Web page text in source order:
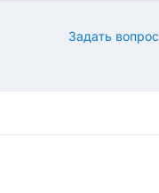
Задать вопрос